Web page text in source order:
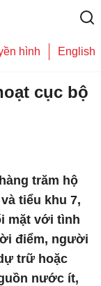
hình English
cục bộ
trăm hộ
tiểu khu 7,
mặt với tình
điểm, người
trữ hoặc
nước ít,